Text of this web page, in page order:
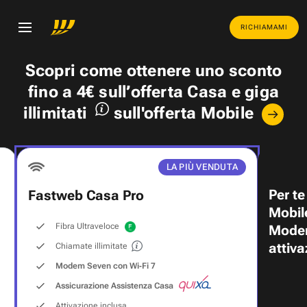
RICHIAMAMI
Scopri come ottenere uno sconto
fino a 4€ sull’offerta Casa egiga
illimitati
sull'offerta Mobile
LA PIÙ VENDUTA
Fastweb Casa Pro
Fibra Ultraveloce
Chiamate illimitate
Modem Seven con Wi‑Fi 7
Assicurazione Assistenza Casa
Per